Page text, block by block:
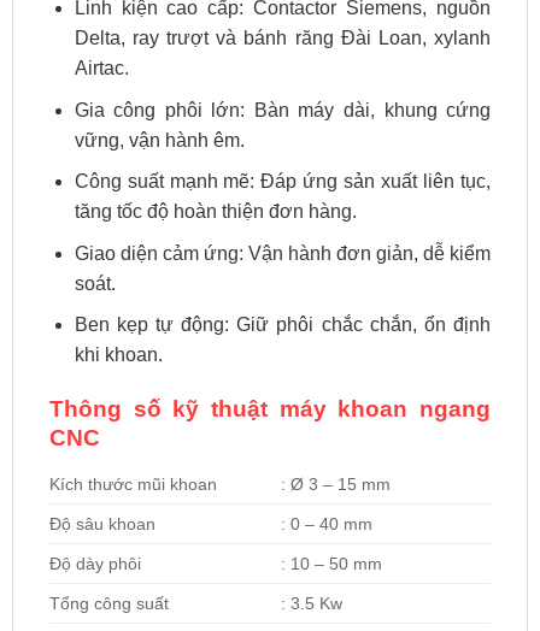
Linh kiện cao cấp: Contactor Siemens, nguồn
Delta, ray trượt và bánh răng Đài Loan, xylanh
Airtac.
Gia công phôi lớn: Bàn máy dài, khung cứng
vững, vận hành êm.
Công suất mạnh mẽ: Đáp ứng sản xuất liên tục,
tăng tốc độ hoàn thiện đơn hàng.
Giao diện cảm ứng: Vận hành đơn giản, dễ kiểm
soát.
Ben kẹp tự động: Giữ phôi chắc chắn, ổn định
khi khoan.
Thông số kỹ thuật máy khoan ngang
CNC
Kích thước mũi khoan : Ø 3 – 15 mm
Độ sâu khoan : 0 – 40 mm
Độ dày phôi : 10 – 50 mm
Tổng công suất : 3.5 Kw